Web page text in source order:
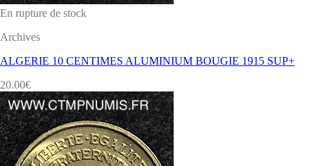
En rupture de stock
Archives
ALGERIE 10 CENTIMES ALUMINIUM BOUGIE 1915 SUP+
20.00€